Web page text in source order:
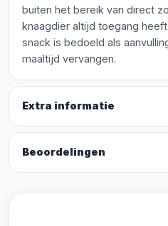
buiten het bereik van direct
knaagdier altijd toegang
snack is bedoeld als
maaltijd vervangen.
Extra informatie
Beoordelingen